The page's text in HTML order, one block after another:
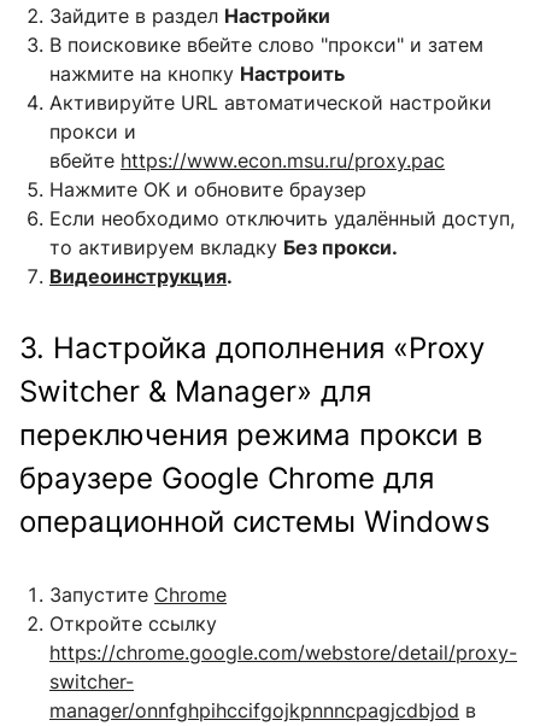
Зайдите в раздел Настройки
В поисковике вбейте слово "прокси" и затем
нажмите на кнопку Настроить
Активируйте URL автоматической настройки
прокси и
вбейте https://www.econ.msu.ru/proxy.pac
Нажмите OK и обновите браузер
Если необходимо отключить удалённый доступ,
то активируем вкладку Без прокси.
Видеоинструкция.
3. Настройка дополнения «Proxy
Switcher & Manager» для
переключения режима прокси в
браузере Google Chrome для
операционной системы Windows
Запустите Chrome
Откройте ссылку
https://chrome.google.com/webstore/detail/proxy-
switcher-
manager/onnfghpihccifgojkpnnncpagjcdbjod в